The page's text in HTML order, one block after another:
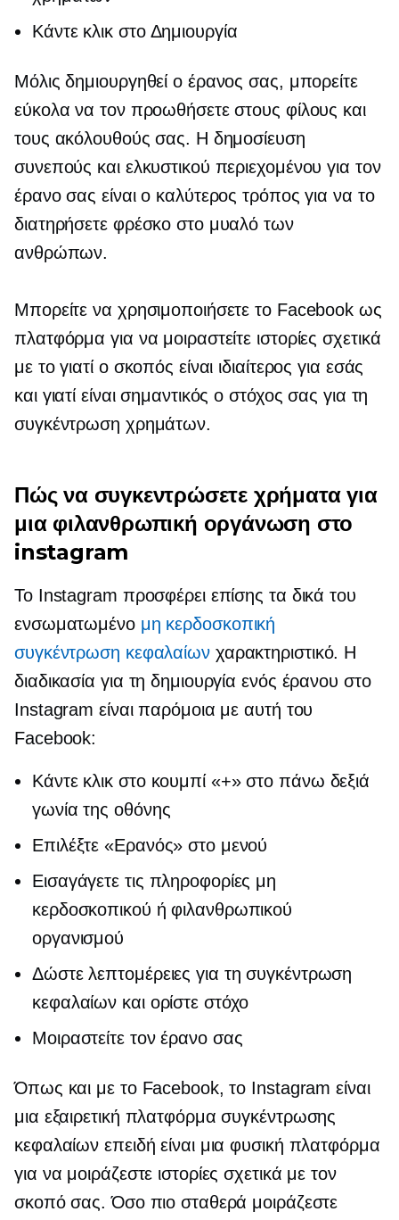
Κάντε κλικ στο Δημιουργία
Μόλις δημιουργηθεί ο έρανος σας, μπορείτε
εύκολα να τον προωθήσετε στους φίλους και
τους ακόλουθούς σας. Η δημοσίευση
συνεπούς και ελκυστικού περιεχομένου για τον
έρανο σας είναι ο καλύτερος τρόπος για να το
διατηρήσετε φρέσκο ​​στο μυαλό των
ανθρώπων.
Μπορείτε να χρησιμοποιήσετε το Facebook ως
πλατφόρμα για να μοιραστείτε ιστορίες σχετικά
με το γιατί ο σκοπός είναι ιδιαίτερος για εσάς
και γιατί είναι σημαντικός ο στόχος σας για τη
συγκέντρωση χρημάτων.
Πώς να συγκεντρώσετε χρήματα για
μια φιλανθρωπική οργάνωση στο
instagram
Το Instagram προσφέρει επίσης τα δικά του
ενσωματωμένο μη κερδοσκοπική
συγκέντρωση κεφαλαίωνχαρακτηριστικό. Η
διαδικασία για τη δημιουργία ενός έρανου στο
Instagram είναι παρόμοια με αυτή του
Facebook:
Κάντε κλικ στο κουμπί «+» στο πάνω δεξιά
γωνία της οθόνης
Επιλέξτε «Ερανός» στο μενού
Εισαγάγετε τις πληροφορίες μη
κερδοσκοπικού ή φιλανθρωπικού
οργανισμού
Δώστε λεπτομέρειες για τη συγκέντρωση
κεφαλαίων και ορίστε στόχο
Μοιραστείτε τον έρανο σας
Όπως και με το Facebook, το Instagram είναι
μια εξαιρετική πλατφόρμα συγκέντρωσης
κεφαλαίων επειδή είναι μια φυσική πλατφόρμα
για να μοιράζεστε ιστορίες σχετικά με τον
σκοπό σας. Όσο πιο σταθερά μοιράζεστε